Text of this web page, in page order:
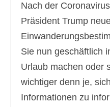
Nach der
Präsident Trump
Sie nun geschäftlich
Urlaub machen oder
wichtiger denn je,
Informationen zu